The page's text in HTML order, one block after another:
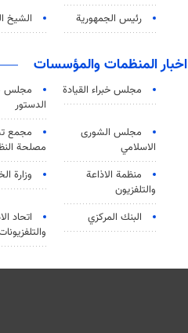
رئيس الجمهورية الشيخ
اخبار المنظمات والمؤسسات
مجلس خبراء القيادة
مجلس
الدستور
مجلس الشورى
الاسلامي
مجمع
مصلحة
منظمة الاذاعة
والتلفزیون
وزارة
البنك المركزي
اتحاد